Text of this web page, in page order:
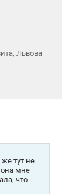
Львова
тут не
она мне
что